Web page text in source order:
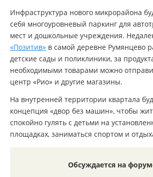
Инфраструктура нового микрорайона
себя многоуровневый паркинг для
мест и дошкольные учреждения.
«Позитив» в самой деревне Румянцево
детские сады и поликлиники, за
необходимыми товарами можно
центр «Рио» и другие магазины.
На внутренней территории квартала
концепция «двор без машин», чтобы
спокойно гулять с детьми на
площадках, заниматься спортом и
Обсуждается на